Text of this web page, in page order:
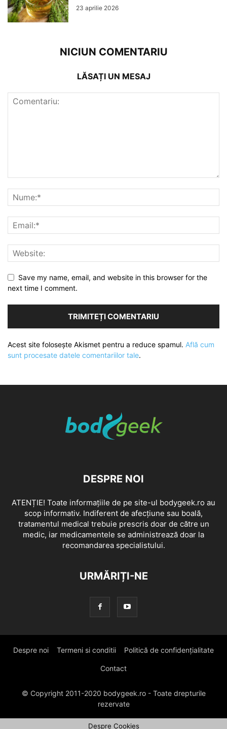
23 aprilie 2026
NICIUN COMENTARIU
LĂSAȚI UN MESAJ
Save my name, email, and website in this browser for the
next time I comment.
Acest site folosește Akismet pentru a reduce spamul. Află cum
sunt procesate datele comentariilor tale.
DESPRE NOI
ATENȚIE! Toate informațiile de pe site-ul bodygeek.ro au
scop informativ. Indiferent de afecțiune sau boală,
tratamentul medical trebuie prescris doar de către un
medic, iar medicamentele se administrează doar la
recomandarea specialistului.
URMĂRIȚI-NE
Despre noi Termeni si conditii Politică de confidențialitate
Contact
© Copyright 2011-2020 bodygeek.ro - Toate drepturile
rezervate
Despre Cookies